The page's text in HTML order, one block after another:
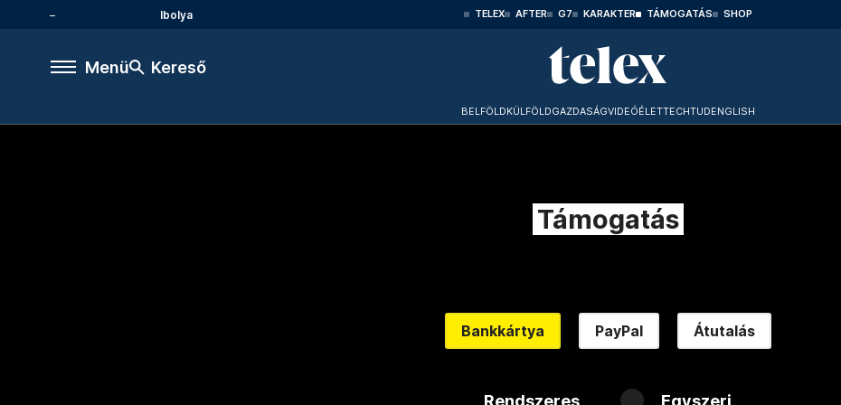
Ibolya TELEX AFTER G7 KARAKTER TÁMOGATÁS SHOP
Menü Kereső
BELFÖLDKÜLFÖLDGAZDASÁGVIDEÓÉLETTECHTUDENGLISH
Támogatás
Bankkártya PayPal Átutalás
Rendszeres Egyszeri